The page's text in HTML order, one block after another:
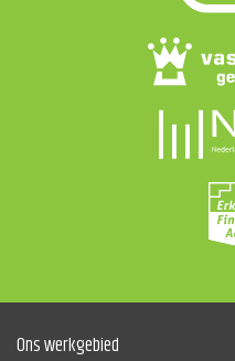
Ons werkgebied